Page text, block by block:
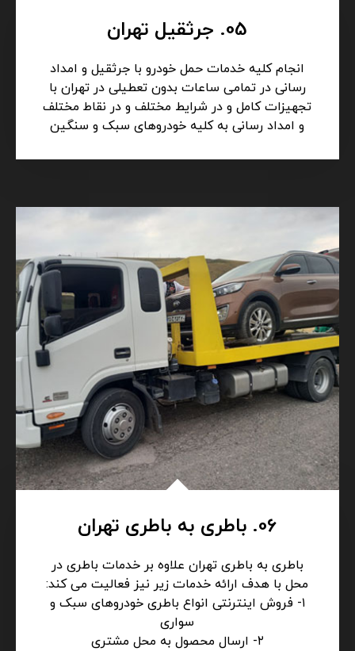
05. جرثقیل تهران
انجام کلیه خدمات حمل خودرو با جرثقیل و امداد
رسانی در تمامی ساعات بدون تعطیلی در تهران با
تجهیزات کامل و در شرایط مختلف و در نقاط مختلف
و امداد رسانی به کلیه خودروهای سبک و سنگین
06. باطری به باطری تهران
باطری به باطری تهران علاوه بر خدمات باطری در
محل با هدف ارائه خدمات زیر نیز فعالیت می کند:
۱- فروش اینترنتی انواع باطری خودروهای سبک و
سواری
۲- ارسال محصول به محل مشتری